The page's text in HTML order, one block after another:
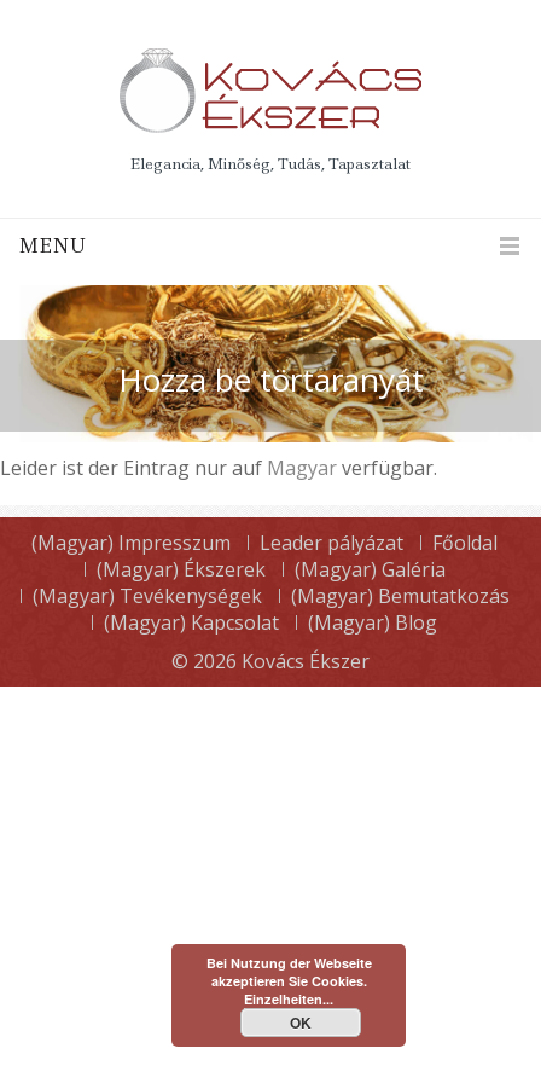
Elegancia, Minőség, Tudás, Tapasztalat
MENU
Hozza be törtaranyát
Leider ist der Eintrag nur auf Magyarverfügbar.
(Magyar) Impresszum Leader pályázat
Főoldal
(Magyar) Ékszerek
(Magyar) Galéria
(Magyar) Tevékenységek
(Magyar) Bemutatkozás
(Magyar) Kapcsolat
(Magyar) Blog
© 2026 Kovács Ékszer
Bei Nutzung der Webseite
akzeptieren Sie Cookies.
Einzelheiten...
OK